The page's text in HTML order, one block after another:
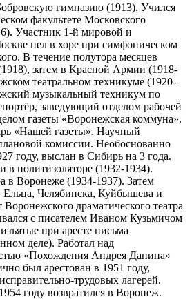
гимназию (1913). Учился
факультете Московского
Участник 1-й мировой и
пел в хоре при симфоническом
В течение полутора месяцев
затем в Красной Армии (1918-
театральном техникуме (1920-
музыкальный техникум по
заведующий отделом рабочей
газеты «Воронежская коммуна».
«Нашей газеты». Научный
комиссии. Необоснованно
году, выслан в Сибирь на 3 года.
в политизоляторе (1932-1934).
в Воронеже (1934-1937). Затем
Ельца, Челябинска, Куйбышева и
драматического театра
с писателем Иваном Кузьмичом
при аресте письма
деле). Работал над
«Похождения Андрея Данина»
был арестован в 1951 году,
трудовых лагерей.
году возвратился в Воронеж.